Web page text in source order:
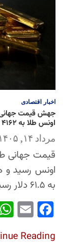
اخبار اقتصادی
جهش قیمت جهانی
اونس طلا به ۴۱۶۲ دلار رسید
مرداد ۱۴, ۱۴۰۵
به ۶۱.۵ دلار رسید. این جهش قیمت…
Fac
ok
Em
Reading